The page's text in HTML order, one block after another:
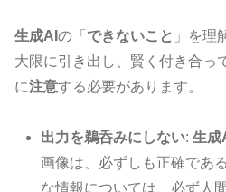
生成AI の「 できないこと 」を理
大限に引き出し、賢く付き合っ
に注意する必要があります。
出力を鵜呑みにしない:生成
画像は、必ずしも正確であ
な情報については、必ず人